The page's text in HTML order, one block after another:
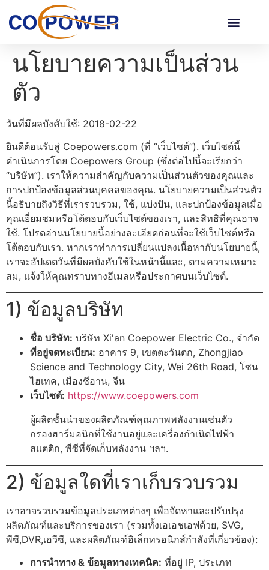
นโยบายความเป็นส่วน
ตัว
วันที่มีผลบังคับใช้: 2018-02-22
ยินดีต้อนรับสู่ Coepowers.com (ที่ “เว็บไซต์”). เว็บไซต์นี้
ดำเนินการโดย Coepowers Group (ซึ่งต่อไปนี้จะเรียกว่า
“บริษัท”). เราให้ความสำคัญกับความเป็นส่วนตัวของคุณและ
การปกป้องข้อมูลส่วนบุคคลของคุณ. นโยบายความเป็นส่วนตัว
นี้อธิบายถึงวิธีที่เรารวบรวม, ใช้, แบ่งปัน, และปกป้องข้อมูลเมื่อ
คุณเยี่ยมชมหรือโต้ตอบกับเว็บไซต์ของเรา, และสิทธิที่คุณอาจ
ใช้. โปรดอ่านนโยบายนี้อย่างละเอียดก่อนที่จะใช้เว็บไซต์หรือ
โต้ตอบกับเรา. หากเราทำการเปลี่ยนแปลงเนื้อหากับนโยบายนี้,
เราจะอัปเดตวันที่มีผลบังคับใช้ในหน้านี้และ, ตามความเหมาะ
สม, แจ้งให้คุณทราบทางอีเมลหรือประกาศบนเว็บไซต์.
1) ข้อมูลบริษัท
ชื่อ บริษัท: บริษัท Xi'an Coepower Electric Co., จำกัด
ที่อยู่จดทะเบียน: อาคาร 9, เขตตะวันตก, Zhongjiao
Science and Technology City, Wei 26th Road, โซน
ไฮเทค, เมืองซีอาน, จีน
เว็บไซต์: https://www.coepowers.com
ผู้ผลิตชั้นนำของผลิตภัณฑ์คุณภาพพลังงานเช่นตัว
กรองฮาร์มอนิกที่ใช้งานอยู่และเครื่องกำเนิดไฟฟ้า
สแตติก, พีซีที่จัดเก็บพลังงาน ฯลฯ.
2) ข้อมูลใดที่เราเก็บรวบรวม
เราอาจรวบรวมข้อมูลประเภทต่างๆ เพื่อจัดหาและปรับปรุง
ผลิตภัณฑ์และบริการของเรา (รวมทั้งเอเอชเอฟด้วย, SVG,
พีซี,DVR,เอวีซี, และผลิตภัณฑ์อิเล็กทรอนิกส์กำลังที่เกี่ยวข้อง):
การนำทาง & ข้อมูลทางเทคนิค: ที่อยู่ IP, ประเภท